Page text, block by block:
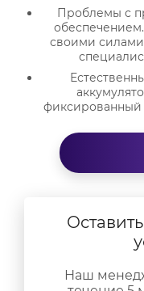
Проблемы с
своими
фиксированный
Повреждения
требуется и в
Как
Наш